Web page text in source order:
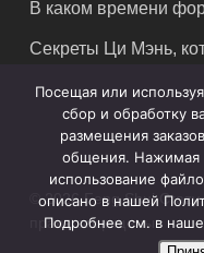
В каком времени
Секреты Ци Мэнь,
© 2026 Feng Shui
права защищены.
Посещая или
сбор и обработку
размещения
общения. Нажимая
использование
описано в нашей
Подробнее см. в